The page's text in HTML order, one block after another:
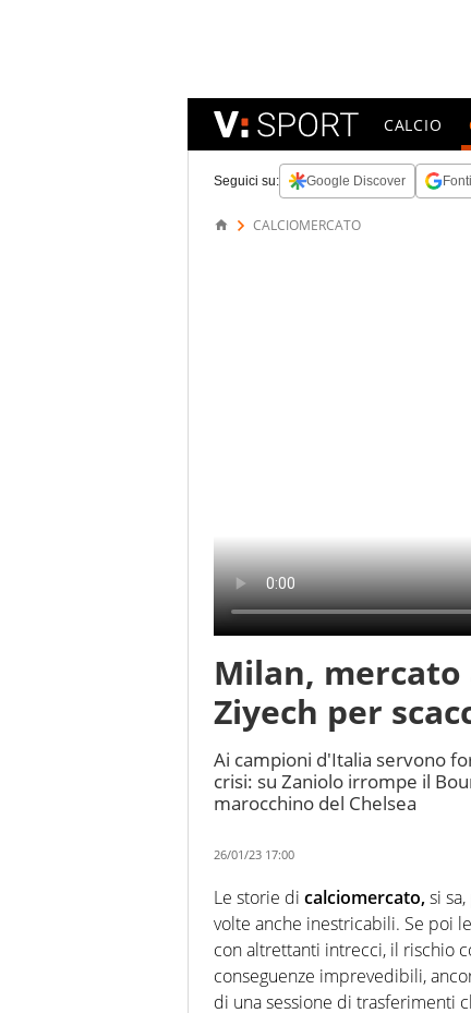
CALCIO
Seguici su: Google Discover
CALCIOMERCATO
Milan,
Ziyech per
Ai campioni d'Italia servono
crisi: su Zaniolo irrompe il
marocchino del Chelsea
26/01/23 17:00
Le storie di calciomercato,si
volte anche inestricabili. Se poi
con altrettanti intrecci, il rischio
conseguenze imprevedibili,
di una sessione di trasferimenti